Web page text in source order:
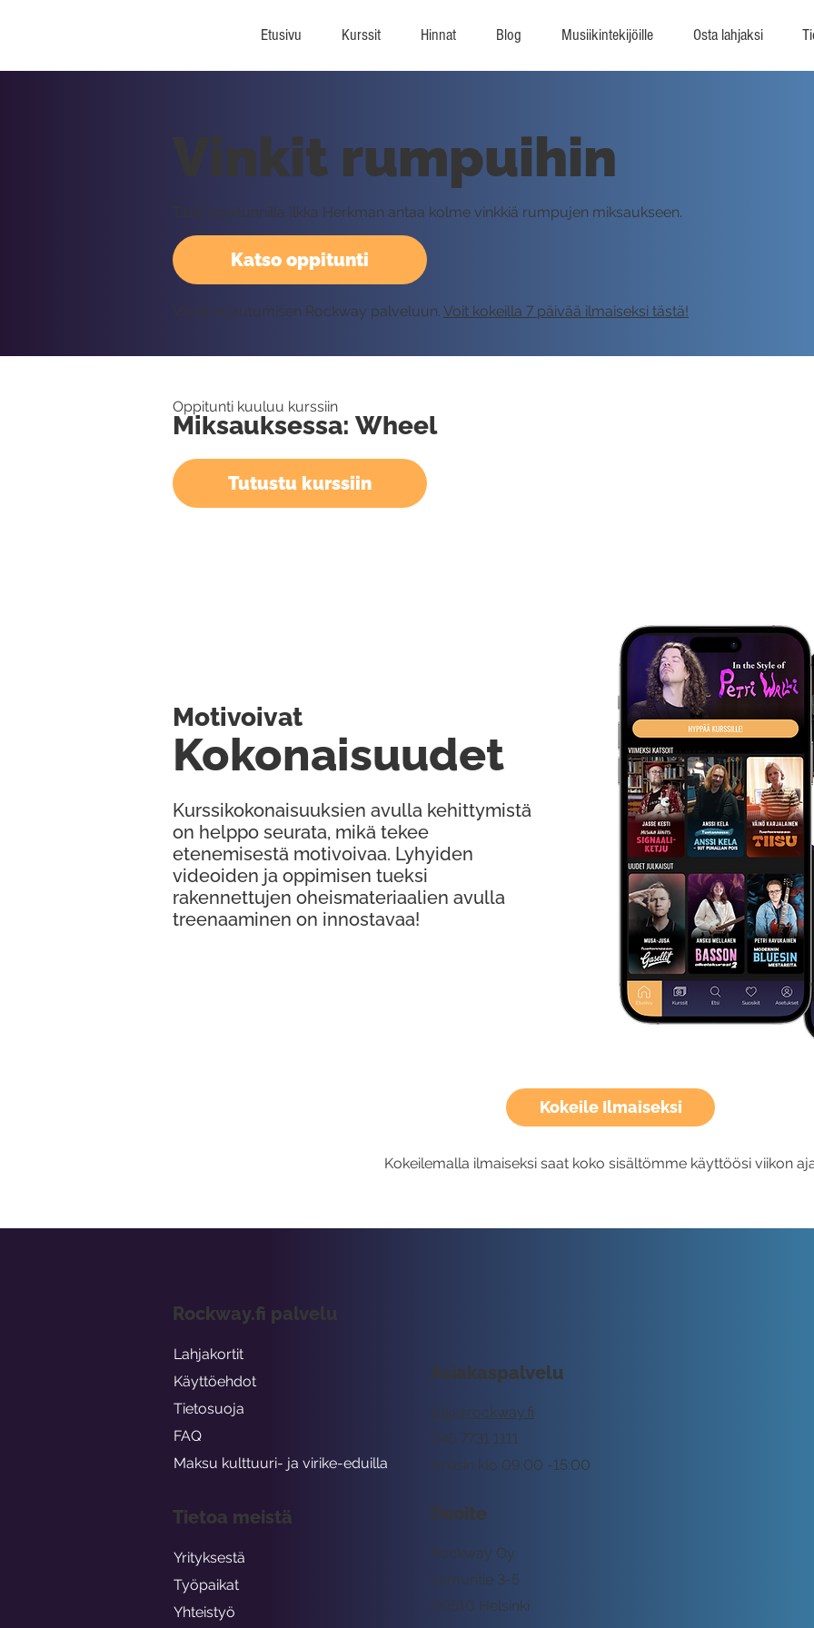
Etusivu Kurssit Hinnat Blog Musiikintekijöille Osta lahjaksi
Kokeile Ilmaiseksi
Kokeilemalla ilmaiseksi saat koko sisältömme käyttöösi viikon
Katso oppitunti
Vinkit rumpuihin
Tällä oppitunnilla Ilkka Herkman antaa kolme vinkkiä rumpujen miksaukseen.
Vaatii kirjautumisen Rockway palveluun. Voit kokeilla 7 päivää ilmaiseksi tästä!
Oppitunti kuuluu kurssiin
Miksauksessa: Wheel
Tutustu kurssiin
Kurssikokonaisuuksien avulla kehittymistä
on helppo seurata, mikä tekee
etenemisestä motivoivaa. Lyhyiden
videoiden ja oppimisen tueksi
rakennettujen oheismateriaalien avulla
treenaaminen on innostavaa!
Kokonaisuudet
Motivoivat
Asiakaspalvelu
tuki@rockway.fi
Arkisin klo 09:00 -15:00
045 7731 1111
Osoite
Rockway Oy
Lemuntie 3-5
00510 Helsinki
Rockway.fi palvelu
Lahjakortit
Käyttöehdot
Tietosuoja
FAQ
Maksu kulttuuri- ja virike-eduilla
Tietoa meistä
Yrityksestä
Työpaikat
Yhteistyö